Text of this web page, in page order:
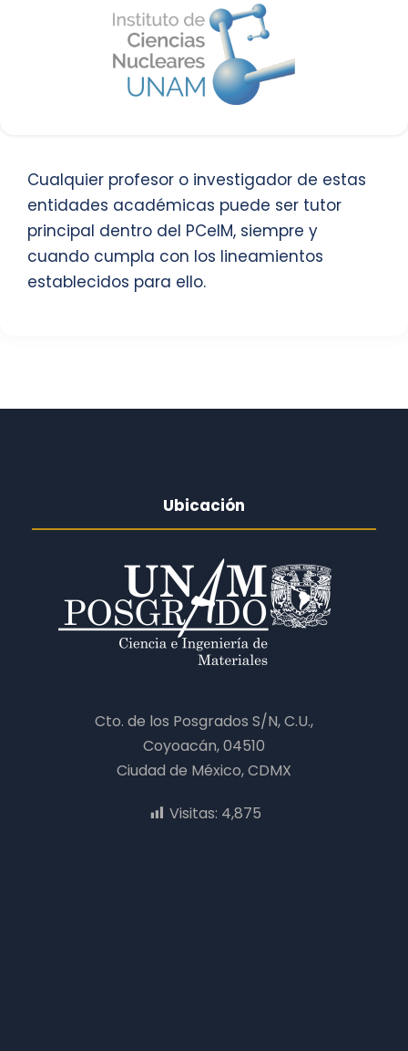
Cualquier profesor o investigador de estas
entidades académicas puede ser tutor
principal dentro del PCeIM, siempre y
cuando cumpla con los lineamientos
establecidos para ello.
Ubicación
Cto. de los Posgrados S/N, C.U.,
Coyoacán, 04510
Ciudad de México, CDMX
Visitas: 4,875